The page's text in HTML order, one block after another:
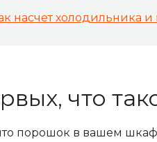
насчет холодильника
что
порошок в вашем